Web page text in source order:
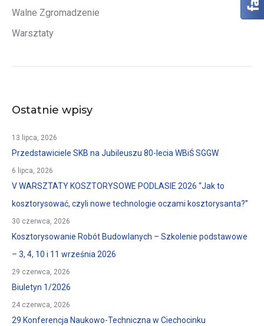
Walne Zgromadzenie
Warsztaty
Ostatnie wpisy
Przedstawiciele SKB na Jubileuszu 80-lecia WBiŚ SGGW
13 lipca, 2026
V WARSZTATY KOSZTORYSOWE PODLASIE 2026 “Jak to
kosztorysować, czyli nowe technologie oczami kosztorysanta?”
6 lipca, 2026
Kosztorysowanie Robót Budowlanych – Szkolenie podstawowe
– 3, 4, 10 i 11 września 2026
30 czerwca, 2026
Biuletyn 1/2026
29 czerwca, 2026
29 Konferencja Naukowo-Techniczna w Ciechocinku
24 czerwca, 2026